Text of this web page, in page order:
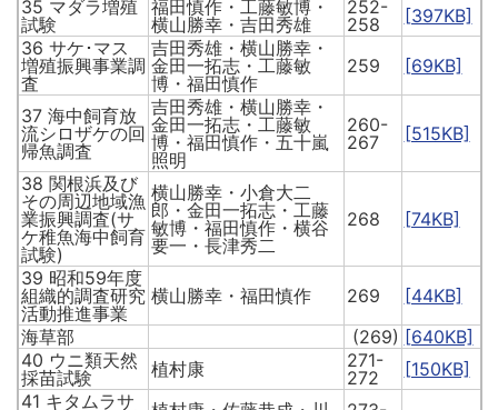
35 マダラ増殖
試験
福田慎作・工藤敏博・
横山勝幸・吉田秀雄
252-
258
[397KB]
36 サケ･マス
増殖振興事業調
査
吉田秀雄・横山勝幸・
金田一拓志・工藤敏
博・福田慎作
259 [69KB]
37 海中飼育放
流シロザケの回
帰魚調査
吉田秀雄・横山勝幸・
金田一拓志・工藤敏
博・福田慎作・五十嵐
照明
260-
267
[515KB]
38 関根浜及び
その周辺地域漁
業振興調査(サ
ケ稚魚海中飼育
試験)
横山勝幸・小倉大二
郎・金田一拓志・工藤
敏博・福田慎作・横谷
要一・長津秀二
268 [74KB]
39 昭和59年度
組織的調査研究
活動推進事業
横山勝幸・福田慎作 269
[44KB]
海草部
(269) [640KB]
40 ウニ類天然
採苗試験
植村康
271-
272
[150KB]
41 キタムラサ